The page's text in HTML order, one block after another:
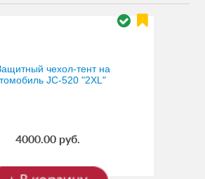
4000.00 руб.